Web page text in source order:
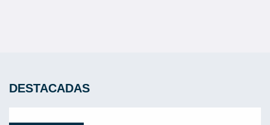
DESTACADAS